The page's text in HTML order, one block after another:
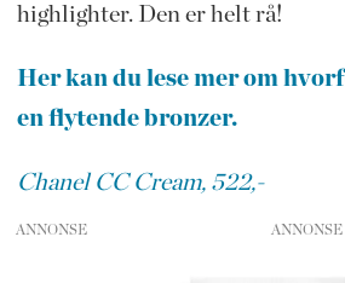
highlighter. Den er helt rå!
Her kan du lese mer om
en flytende bronzer.
Chanel CC Cream, 522,-
ANNONSE